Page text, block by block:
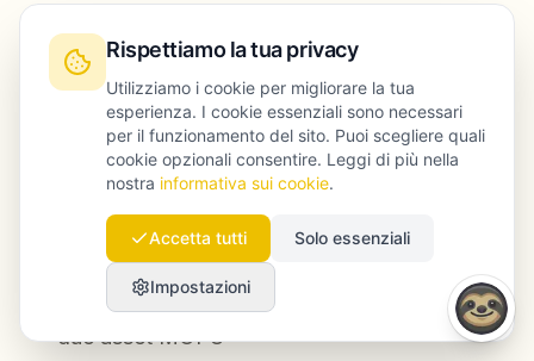
30/60/90 giorni)
Risultati in 120 giorni:
Pagine di confronto: 4,2% di conversione
visita→demo (vs 1,1% media sito)
Pipeline influenzata: $1,6M collegati a
opportunità che hanno consumato almeno
due asset MOFU
Rispettiamo la tua privacy
Utilizziamo i cookie per migliorare la tua
esperienza. I cookie essenziali sono necessari
per il funzionamento del sito. Puoi scegliere quali
cookie opzionali consentire. Leggi di più nella
nostra informativa sui cookie.
Accetta tutti Solo essenziali
Impostazioni